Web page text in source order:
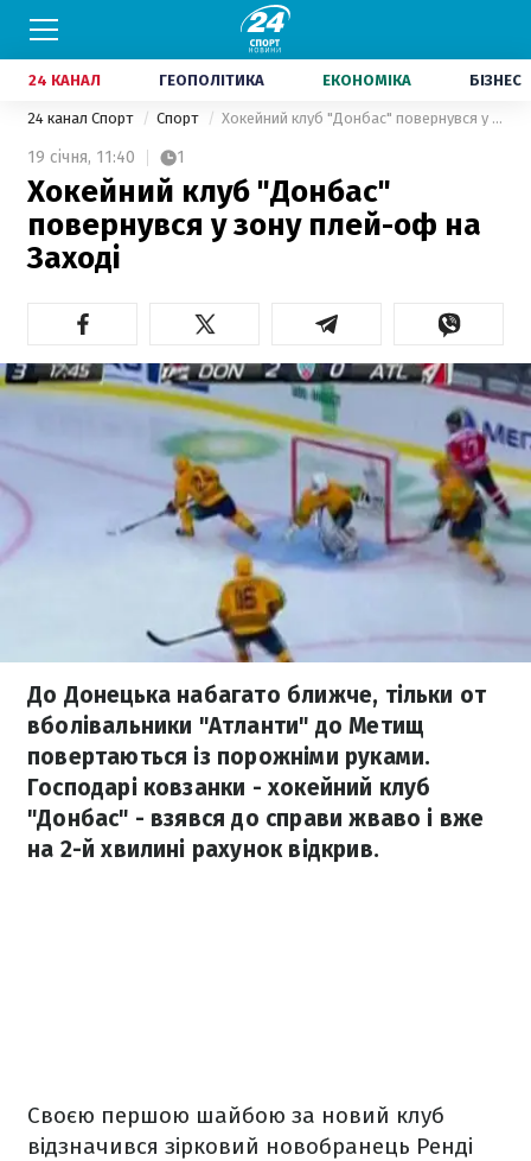
24 КАНАЛ ГЕОПОЛІТИКА ЕКОНОМІКА БІЗНЕС
24 канал Спорт Спорт Хокейний клуб "Донбас" повернувся у зону плей-оф на Заході
19 січня, 11:40 1
Хокейний клуб "Донбас"
повернувся у зону плей-оф на
Заході
До Донецька набагато ближче, тільки от
вболівальники "Атланти" до Метищ
повертаються із порожніми руками.
Господарі ковзанки - хокейний клуб
"Донбас" - взявся до справи жваво і вже
на 2-й хвилині рахунок відкрив.
Своєю першою шайбою за новий клуб
відзначився зірковий новобранець Ренді